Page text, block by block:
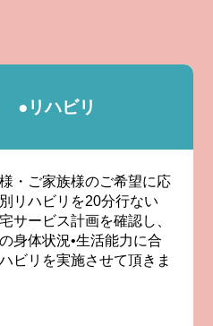
●リハビリ
・ご家族様のご希望に応
リハビリを20分行ない
サービス計画を確認し、
身体状況•生活能力に合
ビリを実施させて頂きま